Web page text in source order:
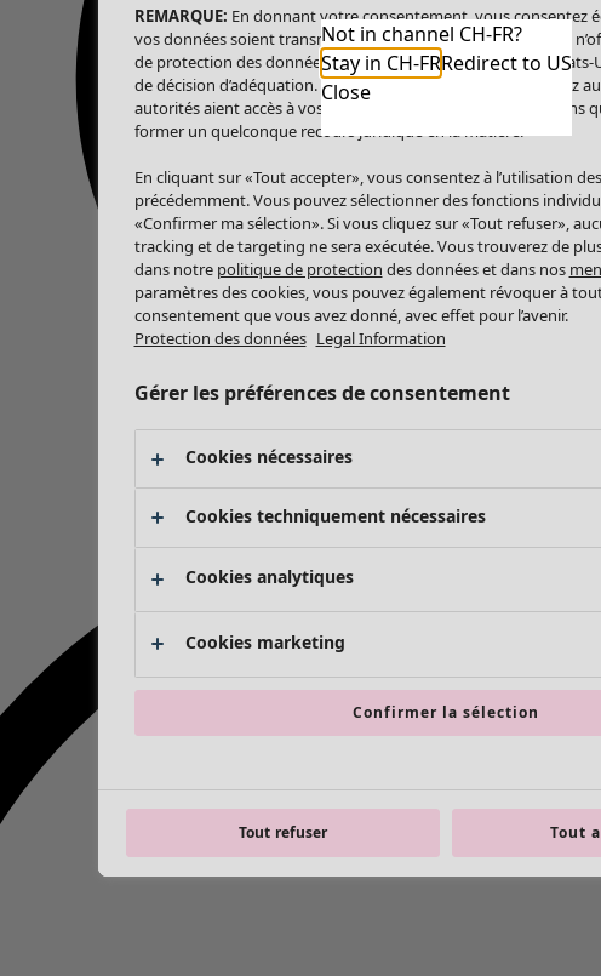
Not in channel CH-FR?
Stay in CH-FRRedirect to US
Close
REMARQUE: En donnant votre consentement, vous consentez
vos données soient transmises aux États-Unis. Les États-Unis
de protection des données comparable à celui de l’UE. Les
de décision d’adéquation. Par conséquent, vous vous exposez
autorités aient accès à vos données à caractère personnel sans
former un quelconque recours juridique en la matière.
En cliquant sur «Tout accepter», vous consentez à l’utilisation
précédemment. Vous pouvez sélectionner des fonctions
«Confirmer ma sélection». Si vous cliquez sur «Tout refuser»,
tracking et de targeting ne sera exécutée. Vous trouverez de
dans notre politique de protection des données et dans nos
paramètres des cookies, vous pouvez également révoquer à
consentement que vous avez donné, avec effet pour l’avenir.
Protection des données Legal Information
Gérer les préférences de consentement
Cookies nécessaires
Cookies techniquement nécessaires
Cookies analytiques
Cookies marketing
Confirmer la sélection
Tout refuser Tout